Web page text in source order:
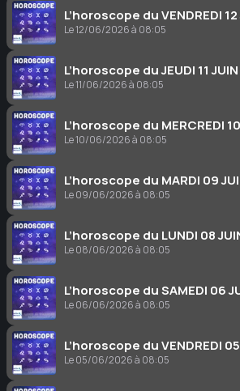
L’horoscope du VENDREDI
Le 12/06/2026 à 08:05
L’horoscope du JEUDI 11
Le 11/06/2026 à 08:05
L’horoscope du MERCREDI
Le 10/06/2026 à 08:05
L’horoscope du MARDI 09
Le 09/06/2026 à 08:05
L’horoscope du LUNDI 08
Le 08/06/2026 à 08:05
L’horoscope du SAMEDI 06
Le 06/06/2026 à 08:05
L’horoscope du VENDREDI
Le 05/06/2026 à 08:05